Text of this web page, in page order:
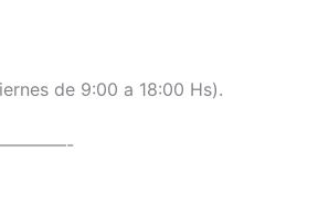
de 9:00 a 18:00 Hs).